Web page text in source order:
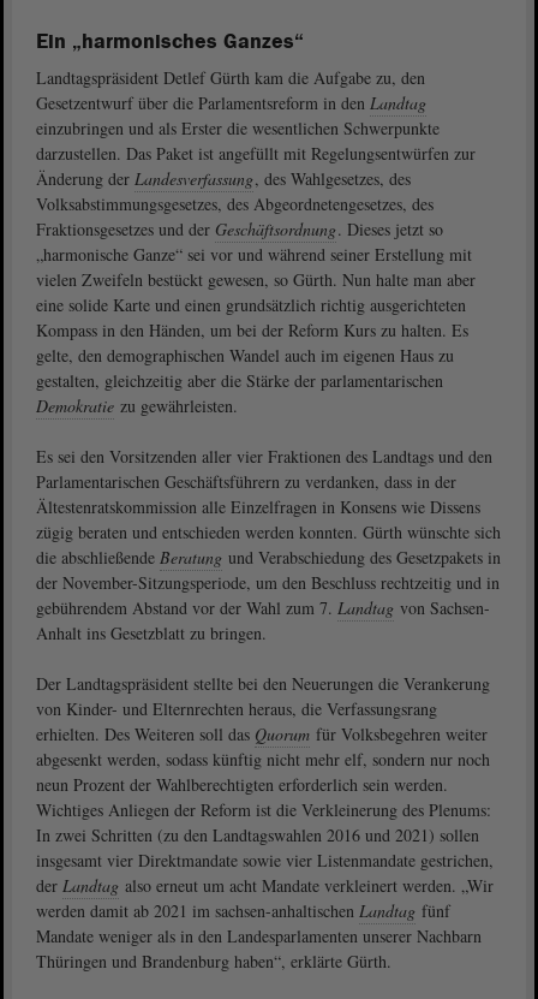
Ein „harmonisches Ganzes“
Landtagspräsident Detlef Gürth kam die Aufgabe zu, den
Gesetzentwurf über die Parlamentsreform in den Landtag
einzubringen und als Erster die wesentlichen Schwerpunkte
darzustellen. Das Paket ist angefüllt mit Regelungsentwürfen zur
Änderung der Landesverfassung, des Wahlgesetzes, des
Volksabstimmungsgesetzes, des Abgeordnetengesetzes, des
Fraktionsgesetzes und der Geschäftsordnung. Dieses jetzt so
„harmonische Ganze“ sei vor und während seiner Erstellung mit
vielen Zweifeln bestückt gewesen, so Gürth. Nun halte man aber
eine solide Karte und einen grundsätzlich richtig ausgerichteten
Kompass in den Händen, um bei der Reform Kurs zu halten. Es
gelte, den demographischen Wandel auch im eigenen Haus zu
gestalten, gleichzeitig aber die Stärke der parlamentarischen
Demokratie zu gewährleisten.
Es sei den Vorsitzenden aller vier Fraktionen des Landtags und den
Parlamentarischen Geschäftsführern zu verdanken, dass in der
Ältestenratskommission alle Einzelfragen in Konsens wie Dissens
zügig beraten und entschieden werden konnten. Gürth wünschte sich
die abschließende Beratung und Verabschiedung des Gesetzpakets in
der November-Sitzungsperiode, um den Beschluss rechtzeitig und in
gebührendem Abstand vor der Wahl zum 7. Landtag von Sachsen-
Anhalt ins Gesetzblatt zu bringen.
Der Landtagspräsident stellte bei den Neuerungen die Verankerung
von Kinder- und Elternrechten heraus, die Verfassungsrang
erhielten. Des Weiteren soll das Quorum für Volksbegehren weiter
abgesenkt werden, sodass künftig nicht mehr elf, sondern nur noch
neun Prozent der Wahlberechtigten erforderlich sein werden.
Wichtiges Anliegen der Reform ist die Verkleinerung des Plenums:
In zwei Schritten (zu den Landtagswahlen 2016 und 2021) sollen
insgesamt vier Direktmandate sowie vier Listenmandate gestrichen,
der Landtag also erneut um acht Mandate verkleinert werden. „Wir
werden damit ab 2021 im sachsen-anhaltischen Landtag fünf
Mandate weniger als in den Landesparlamenten unserer Nachbarn
Thüringen und Brandenburg haben“, erklärte Gürth.